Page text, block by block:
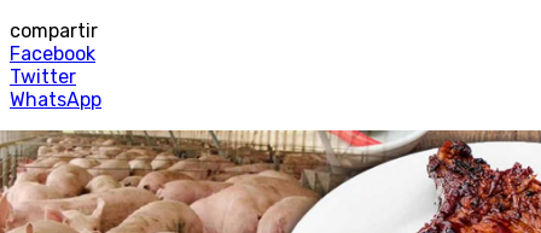
compartir
Facebook
Twitter
WhatsApp